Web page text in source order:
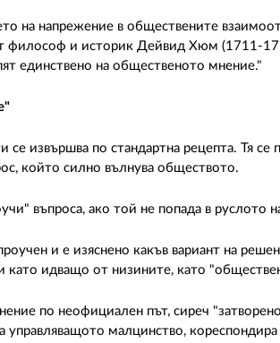
на напрежение в обществените
и историк Дейвид Хюм (1711-
единствено на общественото мнение."
се извършва по стандартна рецепта. Тя
който силно вълнува обществото.
въпроса, ако той не попада в руслото
и е изяснено какъв вариант на
като идващо от низините, като
по неофициален път, сиреч
малцинство,